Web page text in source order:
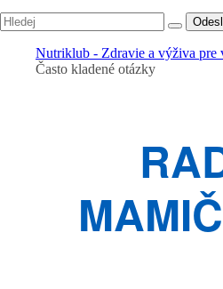
Nutriklub - Zdravie a výživa pre
Často kladené otázky